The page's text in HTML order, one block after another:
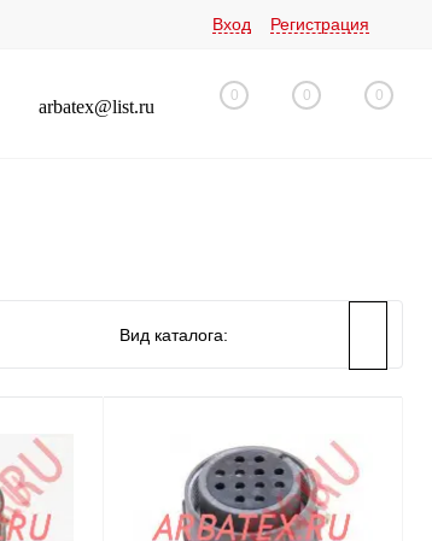
Вход Регистрация
arbatex@list.ru
0 0 0
Вид каталога: